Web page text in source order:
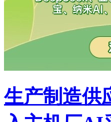
生产制造供